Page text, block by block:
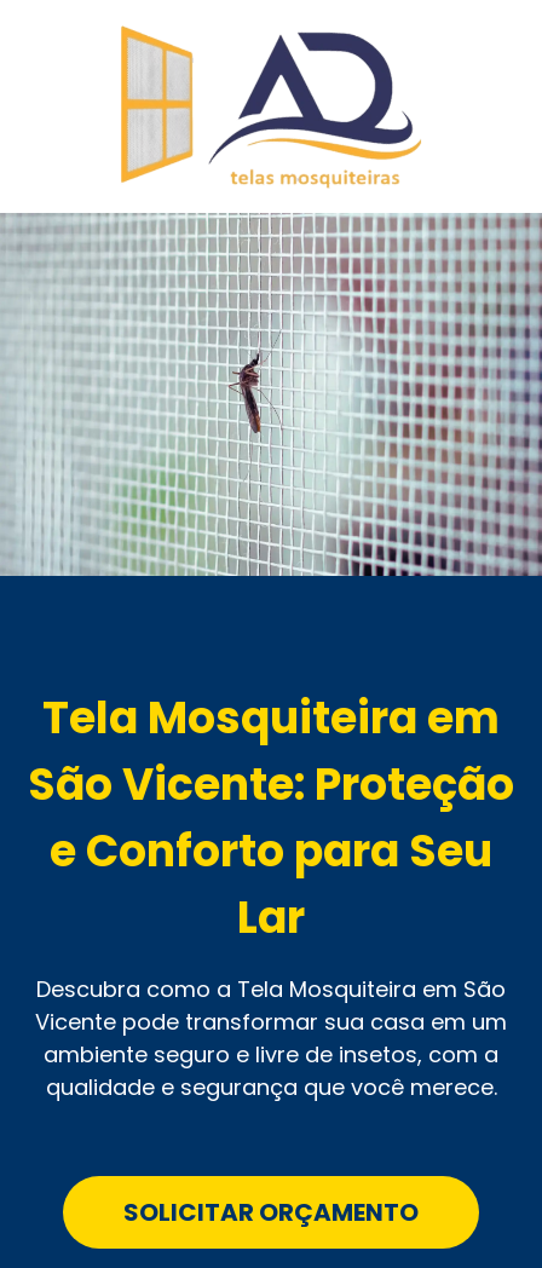
Tela Mosquiteira em
São Vicente: Proteção
e Conforto para Seu
Lar
Descubra como a Tela Mosquiteira em São
Vicente pode transformar sua casa em um
ambiente seguro e livre de insetos, com a
qualidade e segurança que você merece.
SOLICITAR ORÇAMENTO